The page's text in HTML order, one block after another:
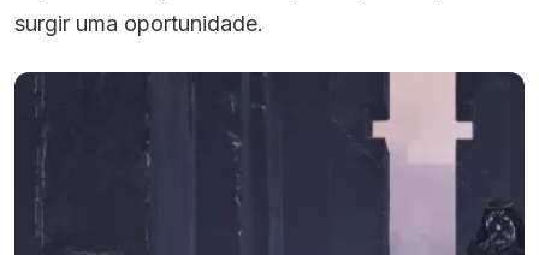
surgir uma oportunidade.